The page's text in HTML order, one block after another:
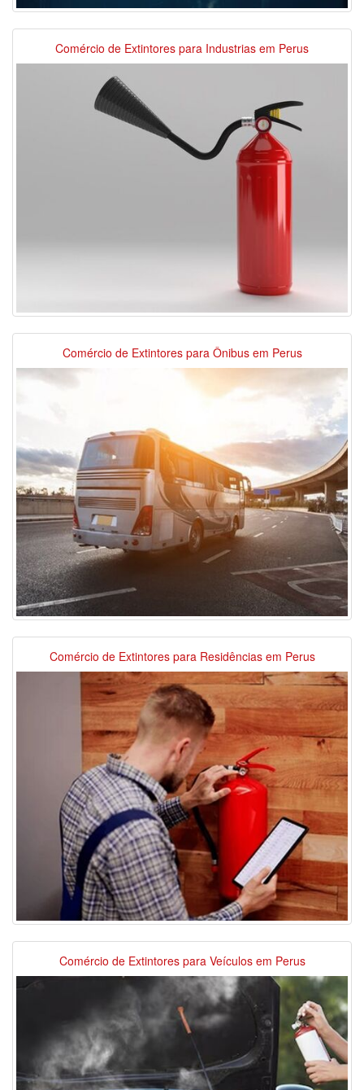
Comércio de Extintores para Industrias em Perus
Comércio de Extintores para Ônibus em Perus
Comércio de Extintores para Residências em Perus
Comércio de Extintores para Veículos em Perus